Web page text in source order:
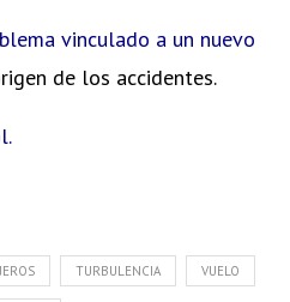
vinculado a un nuevo
de los accidentes.
TURBULENCIA VUELO